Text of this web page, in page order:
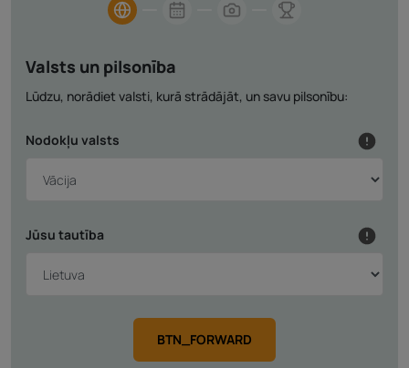
Valsts un pilsonība
Lūdzu, norādiet valsti, kurā strādājāt, un savu pilsonību:
Nodokļu valsts
Jūsu tautība
BTN_FORWARD